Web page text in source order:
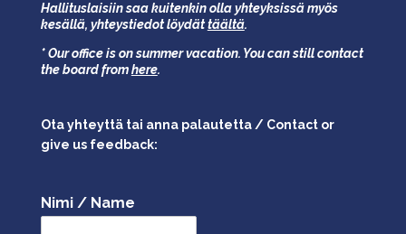
Hallituslaisiin saa kuitenkin olla yhteyksissä myös
kesällä, yhteystiedot löydättäältä.
* Our office is on summer vacation. You can still contact
the board fromhere.
Ota yhteyttä tai anna palautetta / Contact or
give us feedback:
Nimi / Name